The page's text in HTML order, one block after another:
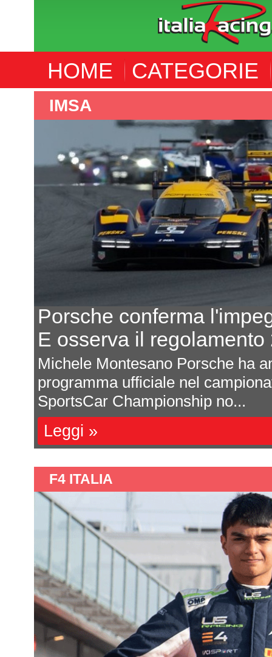
HOME CATEGORIE
IMSA
Porsche conferma
E osserva il
Michele Montesano Porsche ha
programma ufficiale nel
SportsCar Championship no...
Leggi »
F4 ITALIA